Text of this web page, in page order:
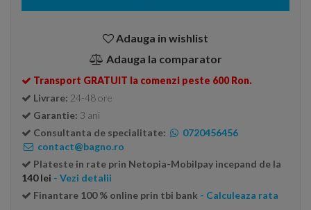
Adauga in wishlist
Adauga la comparator
Transport GRATUIT la comenzi peste 600 Ron.
Livrare: 24-48 ore
Garantie: 3 ani
Consultanta de specialitate:
0720456456
contact@bagno.ro
Plateste in rate prin Netopia-Mobilpay incepand de la
140 lei - Vezi detalii
Finantare 100 % online prin tbi bank - Calculeaza rata